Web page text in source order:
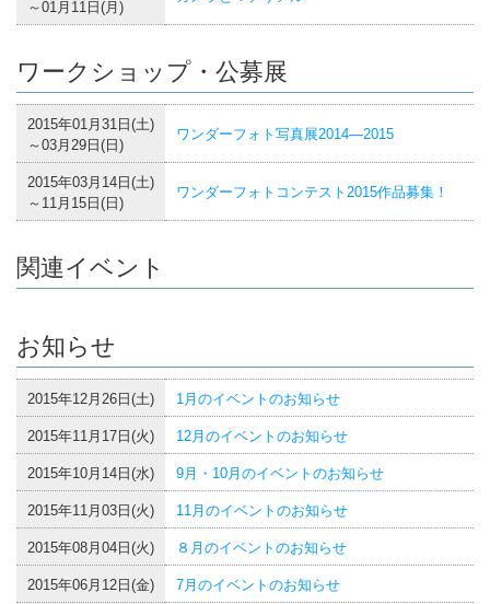
～01月11日(月)
ワークショップ・公募展
2015年01月31日(土)
～03月29日(日)
ワンダーフォト写真展2014―2015
2015年03月14日(土)
～11月15日(日)
ワンダーフォトコンテスト2015作品募集！
関連イベント
お知らせ
2015年12月26日(土) 1月のイベントのお知らせ
2015年11月17日(火) 12月のイベントのお知らせ
2015年10月14日(水) 9月・10月のイベントのお知らせ
2015年11月03日(火) 11月のイベントのお知らせ
2015年08月04日(火) ８月のイベントのお知らせ
2015年06月12日(金) 7月のイベントのお知らせ